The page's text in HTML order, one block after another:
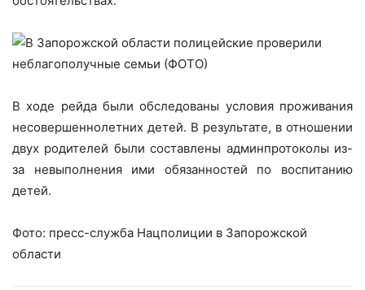
В ходе рейда были обследованы условия проживания
несовершеннолетних детей. В результате, в отношении
двух родителей были составлены админпротоколы из-
за невыполнения ими обязанностей по воспитанию
детей.
Фото: пресс-служба Нацполиции в Запорожской
области